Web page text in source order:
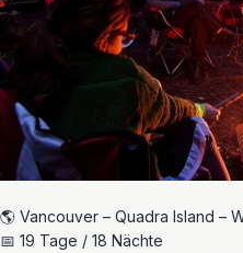
🌎 Vancouver – Quadra Island –
📅 19 Tage / 18 Nächte